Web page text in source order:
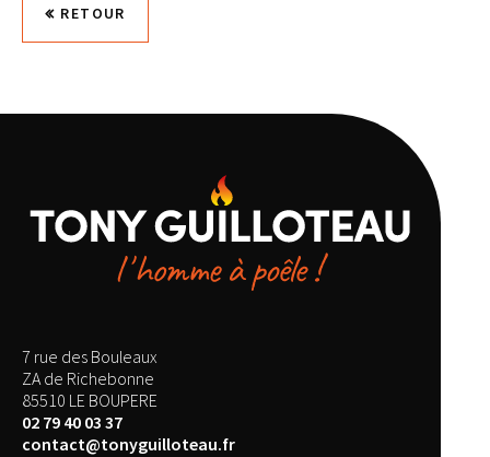
RETOUR
7 rue des Bouleaux
ZA de Richebonne
85510 LE BOUPERE
02 79 40 03 37
contact@tonyguilloteau.fr